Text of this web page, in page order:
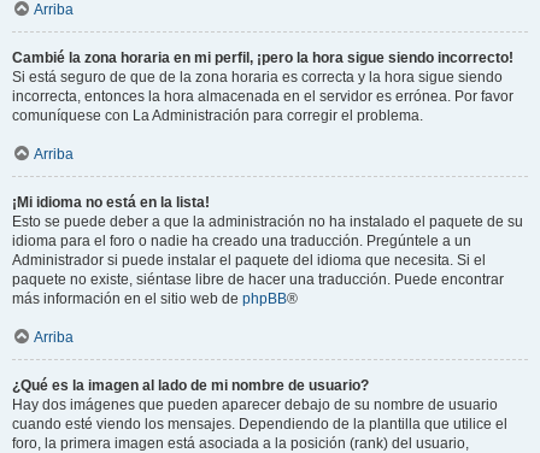
Arriba
Cambié la zona horaria en mi perfil, ¡pero la hora sigue siendo incorrecto!
Si está seguro de que de la zona horaria es correcta y la hora sigue siendo
incorrecta, entonces la hora almacenada en el servidor es errónea. Por favor
comuníquese con La Administración para corregir el problema.
Arriba
¡Mi idioma no está en la lista!
Esto se puede deber a que la administración no ha instalado el paquete de su
idioma para el foro o nadie ha creado una traducción. Pregúntele a un
Administrador si puede instalar el paquete del idioma que necesita. Si el
paquete no existe, siéntase libre de hacer una traducción. Puede encontrar
más información en el sitio web de phpBB®
Arriba
¿Qué es la imagen al lado de mi nombre de usuario?
Hay dos imágenes que pueden aparecer debajo de su nombre de usuario
cuando esté viendo los mensajes. Dependiendo de la plantilla que utilice el
foro, la primera imagen está asociada a la posición (rank) del usuario,